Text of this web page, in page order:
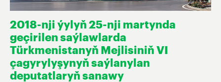
2018-nji ýylyň 25-nji martynda
geçirilen saýlawlarda
Türkmenistanyň Mejlisiniň VI
çagyrylyşynyň saýlanylan
deputatlaryň sanawy